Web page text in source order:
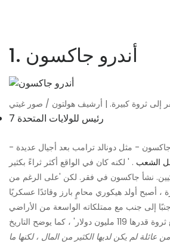
1. أندرو جاكسون
إلى ثروة كبيرة. | أرشيف هولتون / صور غيتي
7 رئيس للولايات المتحدة
جاكسون - مثل دونالد ترامب بعد أجيال عديدة -
الشعب . ' لكنه كان في الواقع أكثر ثراءً بكثير
نشأ جاكسون في فقر. لكن 'على الرغم من
، أصبح أولد هيكوري محامٍ بارز وقائدًا عسكريًا
إلى جنب مع ممتلكاته الواسعة من الأراضي
عائلة لم يكن لديها الكثير من المال ، لكنها ما